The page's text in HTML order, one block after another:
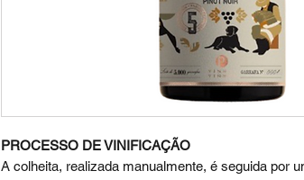
PROCESSO DE VINIFICAÇÃO
A colheita, realizada manualmente, é seguida por